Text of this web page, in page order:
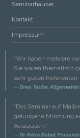
Seminarhäuser
Kontakt
Impressum
“Wir haben mehrere
Sie waren thematisch
sehr guten Referenten
Dres. Taube,
“Das Seminar auf
gelungene Mischung
Austausch.”
Dr. Petra Babel,